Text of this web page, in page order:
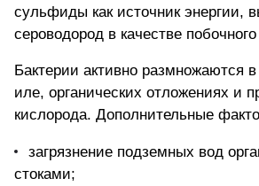
сульфиды как источник энергии,
сероводород в качестве
Бактерии активно размножаются
иле, органических отложениях и
кислорода. Дополнительные
загрязнение подземных вод
стоками;